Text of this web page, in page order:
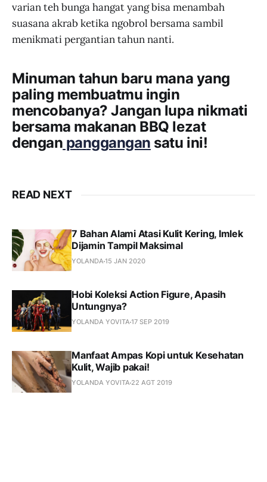
varian teh bunga hangat yang bisa menambah
suasana akrab ketika ngobrol bersama sambil
menikmati pergantian tahun nanti.
Minuman tahun baru mana yang
paling membuatmu ingin
mencobanya? Jangan lupa nikmati
bersama makanan BBQ lezat
dengan panggangan satu ini!
READ NEXT
7 Bahan Alami Atasi Kulit Kering, Imlek
Dijamin Tampil Maksimal
YOLANDA15 JAN 2020
Hobi Koleksi Action Figure, Apasih
Untungnya?
YOLANDA YOVITA17 SEP 2019
Manfaat Ampas Kopi untuk Kesehatan
Kulit, Wajib pakai!
YOLANDA YOVITA 22 AGT 2019